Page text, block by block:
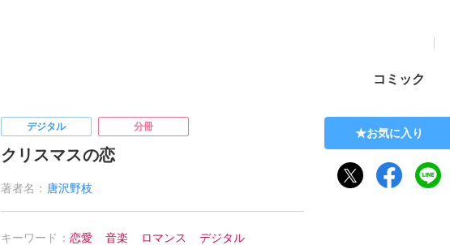
コミック
デジタル 分冊
クリスマスの恋
著者名： 唐沢野枝
キーワード： 恋愛 音楽 ロマンス
デジタル
お気に入り